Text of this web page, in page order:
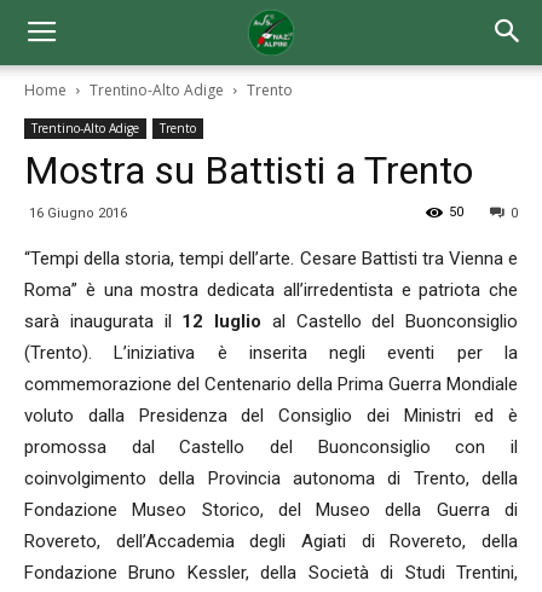
Home Trentino-Alto Adige Trento
Trentino-Alto Adige Trento
Mostra su Battisti a Trento
16 Giugno 2016 0
50
“Tempi della storia, tempi dell’arte. Cesare Battisti tra Vienna e
Roma” è una mostra dedicata all’irredentista e patriota che
sarà inaugurata il 12 luglio al Castello del Buonconsiglio
(Trento). L’iniziativa è inserita negli eventi per la
commemorazione del Centenario della Prima Guerra Mondiale
voluto dalla Presidenza del Consiglio dei Ministri ed è
promossa dal Castello del Buonconsiglio con il
coinvolgimento della Provincia autonoma di Trento, della
Fondazione Museo Storico, del Museo della Guerra di
Rovereto, dell’Accademia degli Agiati di Rovereto, della
Fondazione Bruno Kessler, della Società di Studi Trentini,